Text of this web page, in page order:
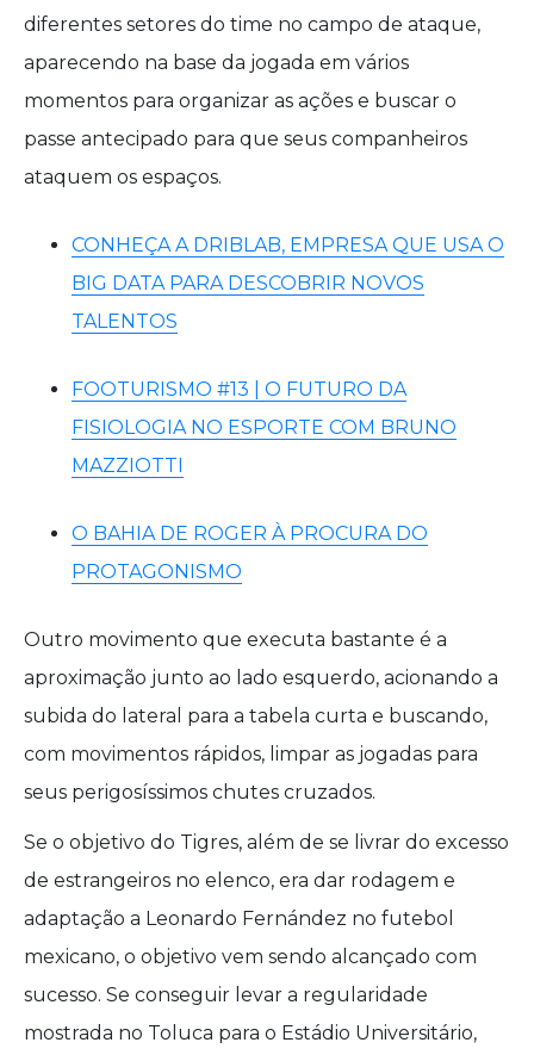
diferentes setores do time no campo de ataque,
aparecendo na base da jogada em vários
momentos para organizar as ações e buscar o
passe antecipado para que seus companheiros
ataquem os espaços.
CONHEÇA A DRIBLAB, EMPRESA QUE USA O
BIG DATA PARA DESCOBRIR NOVOS
TALENTOS
FOOTURISMO #13 | O FUTURO DA
FISIOLOGIA NO ESPORTE COM BRUNO
MAZZIOTTI
O BAHIA DE ROGER À PROCURA DO
PROTAGONISMO
Outro movimento que executa bastante é a
aproximação junto ao lado esquerdo, acionando a
subida do lateral para a tabela curta e buscando,
com movimentos rápidos, limpar as jogadas para
seus perigosíssimos chutes cruzados.
Se o objetivo do Tigres, além de se livrar do excesso
de estrangeiros no elenco, era dar rodagem e
adaptação a Leonardo Fernández no futebol
mexicano, o objetivo vem sendo alcançado com
sucesso. Se conseguir levar a regularidade
mostrada no Toluca para o Estádio Universitário,